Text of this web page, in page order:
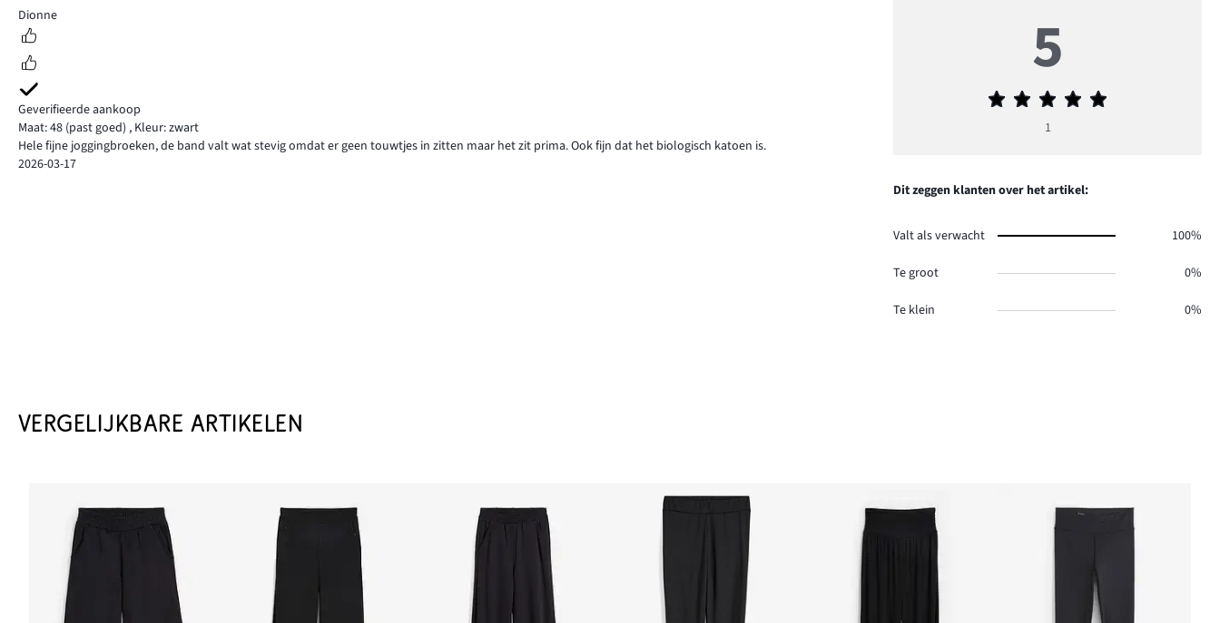
5
Dionne
Geverifieerde aankoop
Maat: 48 (past goed) , Kleur: zwart
Hele fijne joggingbroeken, de band valt wat stevig omdat er geen touwtjes in zitten maar het zit prima. Ook fijn dat het biologisch katoen is.
2026-03-17
5
Gemiddelde
5
1
Dit zeggen klanten over het artikel:
Valt als verwacht 100%
Te groot 0%
Te klein 0%
VERGELIJKBARE ARTIKELEN